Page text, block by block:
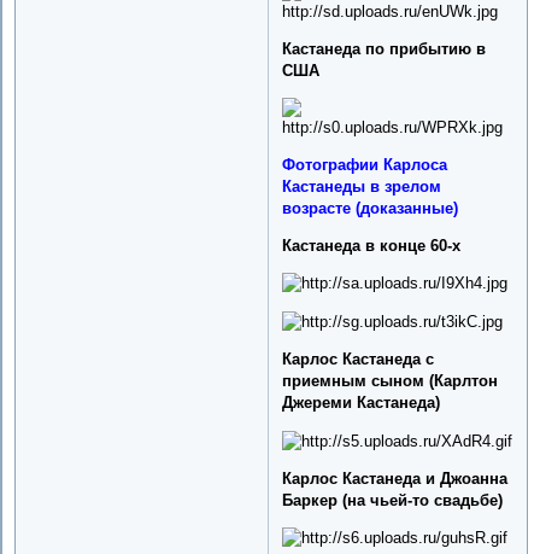
Кастанеда по прибытию в
США
Фотографии Карлоса
Кастанеды в зрелом
возрасте (доказанные)
Кастанеда в конце 60-х
Карлос Кастанеда с
приемным сыном (Карлтон
Джереми Кастанеда)
Карлос Кастанеда и Джоанна
Баркер (на чьей-то свадьбе)